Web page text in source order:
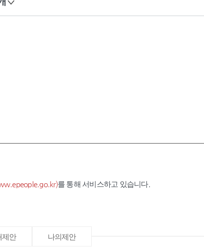
를 통해 서비스하고 있습니다.
제안 나의제안